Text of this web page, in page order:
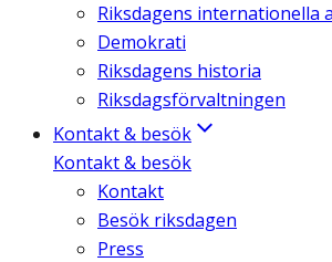
Riksdagens internationella
Demokrati
Riksdagens historia
Riksdagsförvaltningen
Kontakt & besök
Kontakt & besök
Kontakt
Besök riksdagen
Press